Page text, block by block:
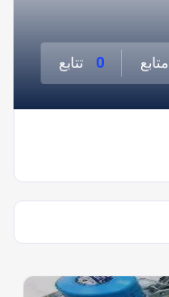
متابع 0 تتابع